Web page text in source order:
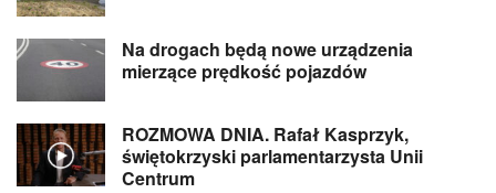
Na drogach będą nowe urządzenia
mierzące prędkość pojazdów
ROZMOWA DNIA. Rafał Kasprzyk,
świętokrzyski parlamentarzysta Unii
Centrum